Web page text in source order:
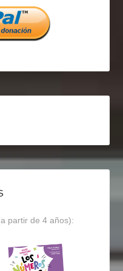
partir de 4 años):